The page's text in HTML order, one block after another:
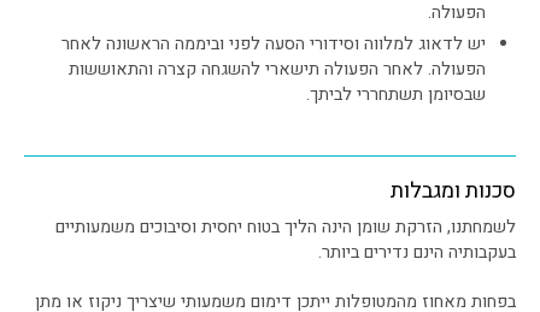
הפעולה.
יש לדאוג למלווה וסידורי הסעה לפני וביממה הראשונה לאחר
הפעולה. לאחר הפעולה תישארי להשגחה קצרה והתאוששות
שבסיומן תשתחררי לביתך.
סכנות ומגבלות
לשמחתנו, הזרקת שומן הינה הליך בטוח יחסית וסיבוכים משמעותיים
בעקבותיה הינם נדירים ביותר.
בפחות מאחוז מהמטופלות ייתכן דימום משמעותי שיצריך ניקוז או מתן